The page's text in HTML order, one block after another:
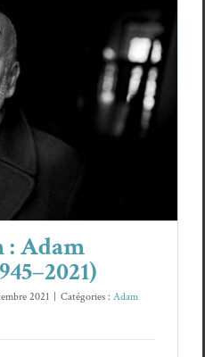
Zagajewski (1945–
Essais & Chroniques
Adam
2021 Catégories : Adam